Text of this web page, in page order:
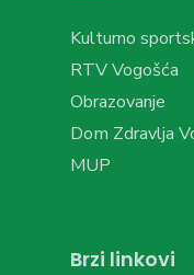
Kulturno
RTV Vogošća
Obrazovanje
Dom Zdravlja
MUP
Brzi linkovi